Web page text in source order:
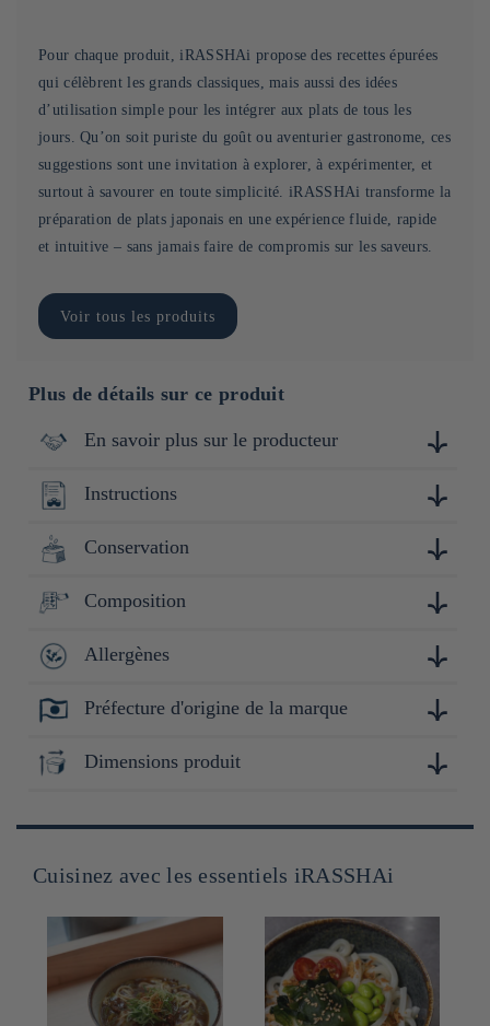
Pour chaque produit, iRASSHAi propose des recettes épurées
qui célèbrent les grands classiques, mais aussi des idées
d’utilisation simple pour les intégrer aux plats de tous les
jours. Qu’on soit puriste du goût ou aventurier gastronome, ces
suggestions sont une invitation à explorer, à expérimenter, et
surtout à savourer en toute simplicité. iRASSHAi transforme la
préparation de plats japonais en une expérience fluide, rapide
et intuitive – sans jamais faire de compromis sur les saveurs.
Voir tous les produits
Plus de détails sur ce produit
En savoir plus sur le producteur
Produites au Japon par l'entreprise Tanaka Bussan, spécialiste
dans la fabrication et la distribution de produits à base de
farine, située dans la préfecture de Mie.
Instructions
100g par personne
1. Plongez les udon dans 1L d’eau bouillante.
3. Égouttez et rincez-les pour des nouilles lisses et non
Adaptez le temps de cuisson et la fermeté des nouilles à votre
Conservation
Conserver à l'abri de la lumière, de la chaleur et de
Composition
Farine de blé (Mie, Japon), sel (Okayama, Japon)
Allergènes
Blé Préfecture d'origine de la marque
Nagasaki
Dimensions produit
Cuisinez avec les essentiels iRASSHAi